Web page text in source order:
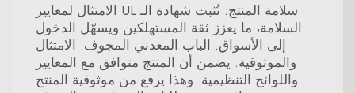
سلامة المنتج: تُثبت شهادة الـ UL الامتثال لمعايير
السلامة، ما يعزز ثقة المستهلكين ويسهّل الدخول
إلى الأسواق. الباب المعدني المجوف. الامتثال
والموثوقية: يضمن أن المنتج متوافق مع المعايير
واللوائح التنظيمية. وهذا يرفع من موثوقية المنتج